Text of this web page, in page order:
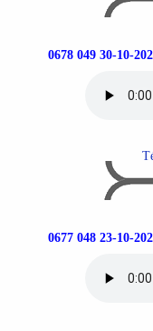
0678 049 30-10-
0677 048 23-10-